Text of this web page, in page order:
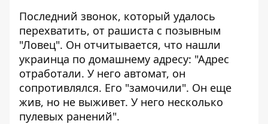
Последний звонок, который удалось
перехватить, от рашиста с позывным
"Ловец". Он отчитывается, что нашли
украинца по домашнему адресу: "Адрес
отработали. У него автомат, он
сопротивлялся. Его "замочили". Он еще
жив, но не выживет. У него несколько
пулевых ранений".